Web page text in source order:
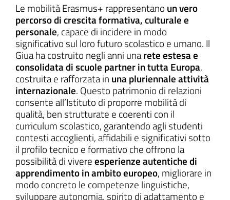
Le mobilità Erasmus+ rappresentano un vero
percorso di crescita formativa, culturale e
personale, capace di incidere in modo
significativo sul loro futuro scolastico e umano. Il
Giua ha costruito negli anni unarete estesa e
consolidata di scuole partner in tutta Europa,
costruita e rafforzata in una pluriennale attività
internazionale. Questo patrimonio di relazioni
consente all’Istituto di proporre mobilità di
qualità, ben strutturate e coerenti con il
curriculum scolastico, garantendo agli studenti
contesti accoglienti, affidabili e significativi sotto
il profilo tecnico e formativo che offrono la
possibilità di vivereesperienze autentiche di
apprendimento in ambito europeo, migliorare in
modo concreto le competenze linguistiche,
sviluppare autonomia, spirito di adattamento e